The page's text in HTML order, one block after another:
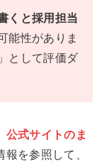
くと採用担当
能性がありま
として評価ダ
公式サイトのま
を参照して、